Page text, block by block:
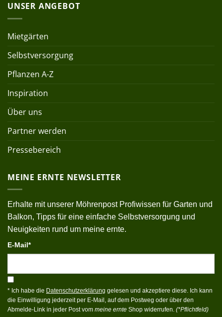
UNSER ANGEBOT
Mietgärten
Selbstversorgung
Pflanzen A-Z
Inspiration
Über uns
Partner werden
Pressebereich
MEINE ERNTE NEWSLETTER
Erhalte mit unserer Möhrenpost Profiwissen für Garten und
Balkon, Tipps für eine einfache Selbstversorgung und
Neuigkeiten rund um meine ernte.
E-Mail*
* Ich habe die Datenschutzerklärung gelesen und akzeptiere diese. Ich kann
die Einwilligung jederzeit per E-Mail, auf dem Postweg oder über den
Abmelde-Link in jeder Post vom meine ernte Shop widerrufen. (*Pflichtfeld)